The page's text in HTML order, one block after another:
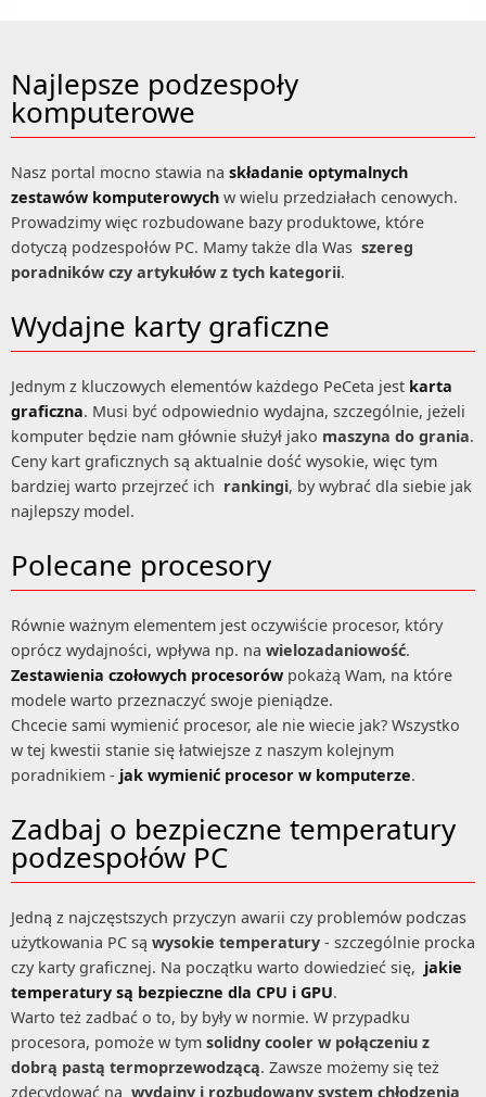
Najlepsze podzespoły
komputerowe
Nasz portal mocno stawia na składanie optymalnych
zestawów komputerowych w wielu przedziałach cenowych.
Prowadzimy więc rozbudowane bazy produktowe, które
dotyczą podzespołów PC. Mamy także dla Was szereg
poradników czy artykułów z tych kategorii.
Wydajne karty graficzne
Jednym z kluczowych elementów każdego PeCeta jest karta
graficzna. Musi być odpowiednio wydajna, szczególnie, jeżeli
komputer będzie nam głównie służył jako maszyna do grania.
Ceny kart graficznych są aktualnie dość wysokie, więc tym
bardziej warto przejrzeć ich rankingi, by wybrać dla siebie jak
najlepszy model.
Polecane procesory
Równie ważnym elementem jest oczywiście procesor, który
oprócz wydajności, wpływa np. na wielozadaniowość.
Zestawienia czołowych procesorów pokażą Wam, na które
modele warto przeznaczyć swoje pieniądze.
Chcecie sami wymienić procesor, ale nie wiecie jak? Wszystko
w tej kwestii stanie się łatwiejsze z naszym kolejnym
poradnikiem - jak wymienić procesor w komputerze.
Zadbaj o bezpieczne temperatury
podzespołów PC
Jedną z najczęstszych przyczyn awarii czy problemów podczas
użytkowania PC są wysokie temperatury - szczególnie procka
czy karty graficznej. Na początku warto dowiedzieć się, jakie
temperatury są bezpieczne dla CPU i GPU.
Warto też zadbać o to, by były w normie. W przypadku
procesora, pomoże w tym solidny cooler w połączeniu z
dobrą pastą termoprzewodzącą. Zawsze możemy się też
zdecydować na wydajny i rozbudowany system chłodzenia